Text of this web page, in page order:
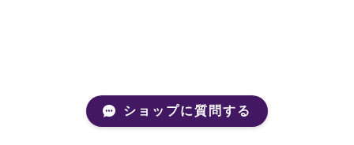
ショップに質問する